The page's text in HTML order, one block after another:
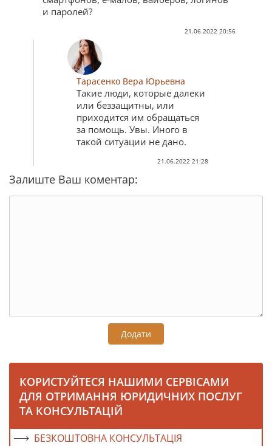
и паролей?
21.06.2022 20:56
Тарасенко Вера Юрьевна
Такие люди, которые далеки
или беззащитны, или
приходится им обращаться
за помощь. Увы. Иного в
такой ситуации не дано.
21.06.2022 21:28
Залиште Ваш коментар:
Додати
КОРИСТУЙТЕСЯ НАШИМИ СЕРВІСАМИ
ДЛЯ ОТРИМАННЯ ЮРИДИЧНИХ ПОСЛУГ
ТА КОНСУЛЬТАЦІЙ
БЕЗКОШТОВНА КОНСУЛЬТАЦІЯ